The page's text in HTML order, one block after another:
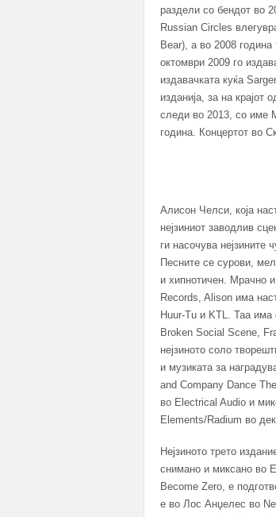
раздели со бендот во
Russian Circles
Bear), а во 2008
октомври 2009 го
издавачката куќа
изданија, за на
следи во 2013, со име
година. Концертот во
Алисон Челси, која
нејзиниот заводлив
ги насочува нејзините
Песните се сурови,
и хипнотичен. Мрачно
Records, Alison има
Huur-Tu и KTL. Таа
Broken Social Scene,
нејзиното соло
и музиката за
and Company Dance
во Electrical Audio и
Elements/Radium во
Нејзиното трето
снимано и миксано во
Become Zero, е
е во Лос Анџелес во